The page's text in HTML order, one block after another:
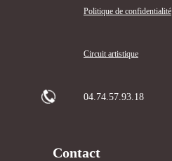
Politique de confidentialité
Circuit artistique
04.74.57.93.18
Contact